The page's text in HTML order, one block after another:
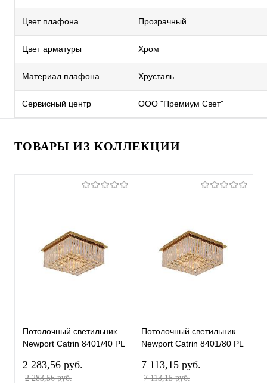
Цвет плафона Прозрачный
Цвет арматуры Хром
Материал плафона Хрусталь
Сервисный центр ООО "Премиум Свет"
ТОВАРЫ ИЗ КОЛЛЕКЦИИ
Потолочный светильник
Newport Catrin 8401/40 PL
2 283,56 pуб.
2 283,56 pуб.
Потолочный светильник
Newport Catrin 8401/80 PL
7 113,15 pуб.
7 113,15 pуб.